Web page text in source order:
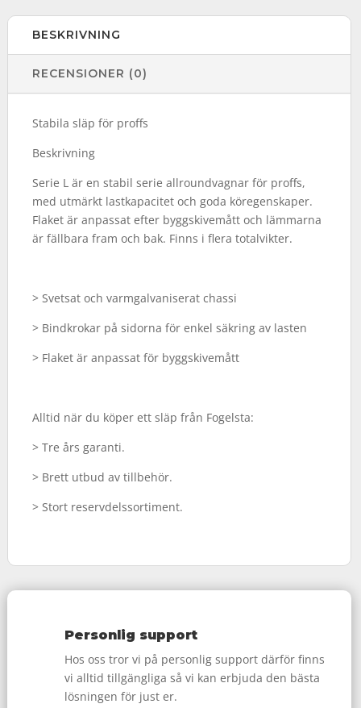
BESKRIVNING
RECENSIONER (0)
Stabila släp för proffs
Beskrivning
Serie L är en stabil serie allroundvagnar för proffs,
med utmärkt lastkapacitet och goda köregenskaper.
Flaket är anpassat efter byggskivemått och lämmarna
är fällbara fram och bak. Finns i flera totalvikter.
> Svetsat och varmgalvaniserat chassi
> Bindkrokar på sidorna för enkel säkring av lasten
> Flaket är anpassat för byggskivemått
Alltid när du köper ett släp från Fogelsta:
> Tre års garanti.
> Brett utbud av tillbehör.
> Stort reservdelssortiment.
Personlig support
Hos oss tror vi på personlig support därför finns
vi alltid tillgängliga så vi kan erbjuda den bästa
lösningen för just er.